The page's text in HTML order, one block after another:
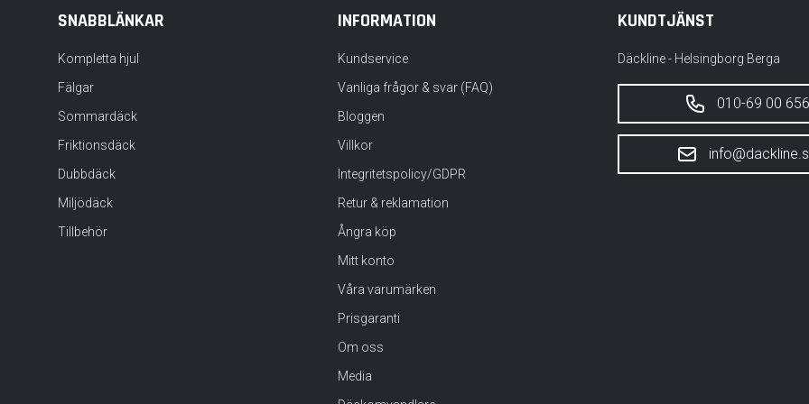
SNABBLÄNKAR
Kompletta hjul
Fälgar
Sommardäck
Friktionsdäck
Dubbdäck
Miljödäck
Tillbehör
INFORMATION
Kundservice
Vanliga frågor & svar (FAQ)
Bloggen
Villkor
Integritetspolicy/GDPR
Retur & reklamation
Ångra köp
Mitt konto
Våra varumärken
Prisgaranti
Om oss
Media
KUNDTJÄNST
Däckline - Helsingborg Berga
010-69 00 656